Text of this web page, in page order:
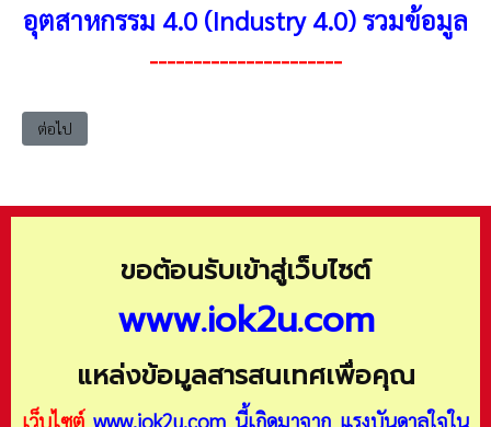
อุตสาหกรรม 4.0 (Industry 4.0) รวมข้อมูล
----------------------
เนื้อหาถัดไป: Industry4 บุคคลากรในงานด้านอุตสาหกรรม 4.0
ต่อไป
ขอต้อนรับเข้าสู่เว็บไซต์
www.iok2u.com
แหล่งข้อมูลสารสนเทศเพื่อคุณ
เว็บไซต์ www.iok2u.com นี้เกิดมาจาก แรงบันดาลใจใน